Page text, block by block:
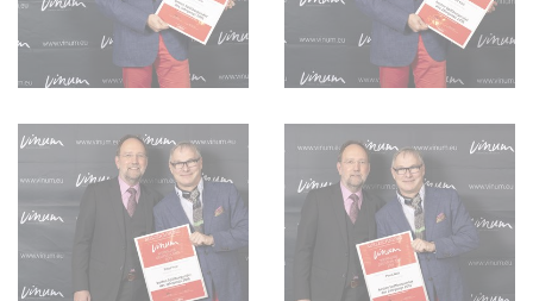
REDAKTION
JOBS
WERBUNG
IMPRESSUM
AGB & DATENSCHUTZ